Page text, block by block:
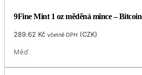
9Fine Mint 1 oz měděná mince – Bitcoin
289.62 Kč včetně DPH (CZK)
Měď